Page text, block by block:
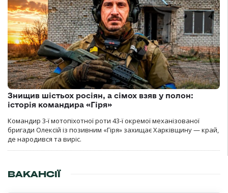
Знищив шістьох росіян, а сімох взяв у полон:
історія командира «Гіря»
Командир 3-ї мотопіхотної роти 43-ї окремої механізованої
бригади Олексій із позивним «Гіря» захищає Харківщину — край,
де народився та виріс.
ВАКАНСІЇ